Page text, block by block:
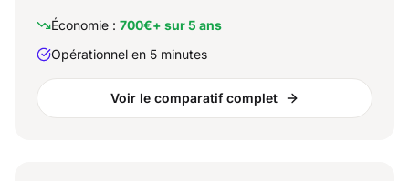
Économie : 700€+ sur 5 ans
Opérationnel en 5 minutes
Voir le comparatif complet